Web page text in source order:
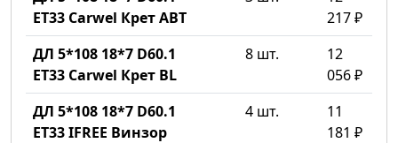
ET33 Carwel Крет ABT
217 ₽
ДЛ 5*108 18*7 D60.1
ET33 Carwel Крет BL
8 шт.
12
056 ₽
ДЛ 5*108 18*7 D60.1
ET33 IFREE Винзор
4 шт.
11
181 ₽